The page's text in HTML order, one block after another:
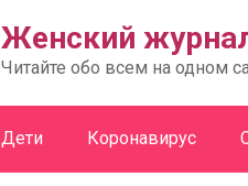
Женский
Читайте обо всем на одном
Дети Коронавирус